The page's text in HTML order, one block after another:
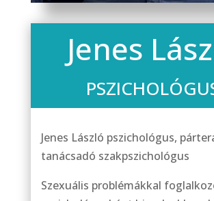
Jenes
Jenes László pszichológus,
tanácsadó szakpszichológus
Szexuális problémákkal